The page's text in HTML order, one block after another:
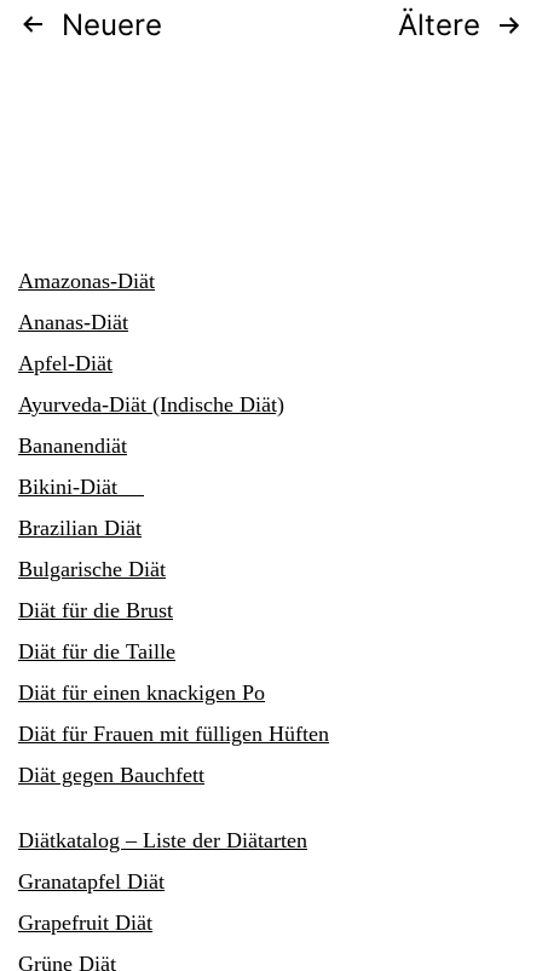
Beitragsnavigation
Neuere Ältere
Amazonas-Diät
Ananas-Diät
Apfel-Diät
Ayurveda-Diät (Indische Diät)
Bananendiät
Bikini-Diät
Brazilian Diät
Bulgarische Diät
Diät für die Brust
Diät für die Taille
Diät für einen knackigen Po
Diät für Frauen mit fülligen Hüften
Diät gegen Bauchfett
Diätkatalog – Liste der Diätarten
Granatapfel Diät
Grapefruit Diät
Grüne Diät